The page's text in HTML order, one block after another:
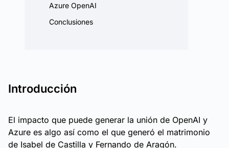
Azure OpenAI
Conclusiones
Introducción
El impacto que puede generar la unión de OpenAI y
Azure es algo así como el que generó el matrimonio
de Isabel de Castilla y Fernando de Aragón.